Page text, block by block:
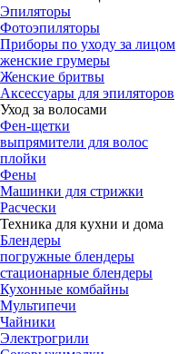
Эпиляторы
Фотоэпиляторы
Приборы по уходу за лицом
женские грумеры
Женские бритвы
Аксессуары для эпиляторов
Уход за волосами
Фен-щетки
выпрямители для волос
плойки
Фены
Машинки для стрижки
Расчески
Техника для кухни и дома
Блендеры
погружные блендеры
стационарные блендеры
Кухонные комбайны
Мультипечи
Чайники
Электрогрили